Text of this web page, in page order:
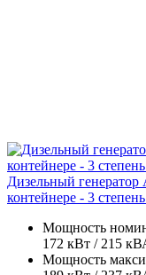
Дизельный
контейнере - 3
Мощность
172 кВт / 215
Мощность